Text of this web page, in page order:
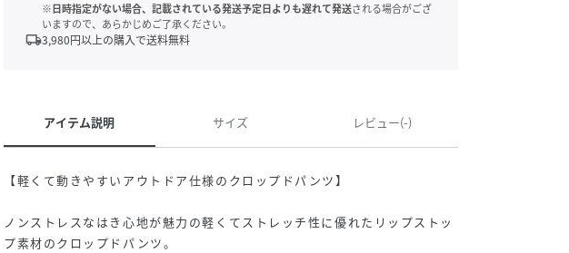
※日時指定がない場合、記載されている発送予定日よりも遅れて発送される場合がござ
いますので、あらかじめご了承ください。
local_shipping3,980円以上の購入で送料無料
アイテム説明 サイズ レビュー(-)
【軽くて動きやすいアウトドア仕様のクロップドパンツ】
ノンストレスなはき心地が魅力の軽くてストレッチ性に優れたリップストッ
プ素材のクロップドパンツ。